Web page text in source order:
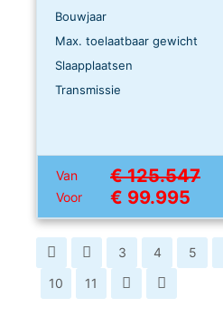
Bouwjaar
Max. toelaatbaar gewicht
Slaapplaatsen
Transmissie
Van € 125.547
Voor € 99.995
3 4 5
10
11